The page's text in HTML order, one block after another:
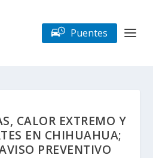
Puentes
CALOR EXTREMO Y
EN CHIHUAHUA;
PREVENTIVO